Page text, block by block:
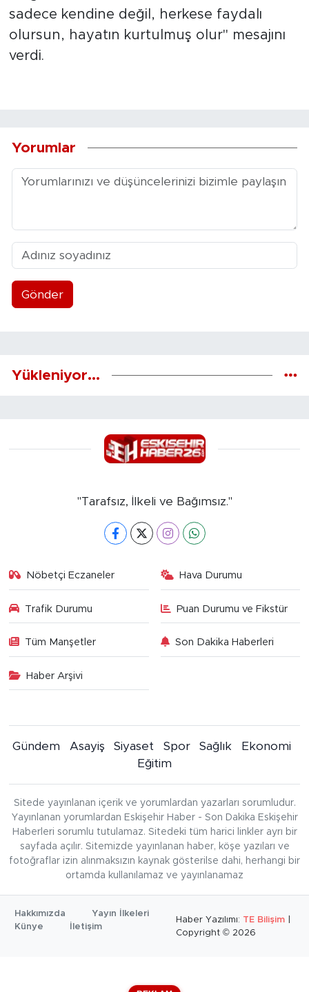
sadece kendine değil, herkese faydalı
olursun, hayatın kurtulmuş olur" mesajını
verdi.
Yorumlar
Gönder
Yükleniyor...
"Tarafsız, İlkeli ve Bağımsız."
Nöbetçi Eczaneler Hava Durumu
Trafik Durumu Puan Durumu ve Fikstür
Tüm Manşetler Son Dakika Haberleri
Haber Arşivi
Gündem Asayiş Siyaset Spor Sağlık
Ekonomi
Eğitim
Sitede yayınlanan içerik ve yorumlardan yazarları sorumludur.
Yayınlanan yorumlardan Eskişehir Haber - Son Dakika Eskişehir
Haberleri sorumlu tutulamaz. Sitedeki tüm harici linkler ayrı bir
sayfada açılır. Sitemizde yayınlanan haber, köşe yazıları ve
fotoğraflar izin alınmaksızın kaynak gösterilse dahi, herhangi bir
ortamda kullanılamaz ve yayınlanamaz
Hakkımızda
Yayın İlkeleri
Künye
İletişim
Haber Yazılımı: TE Bilişim
Copyright © 2026